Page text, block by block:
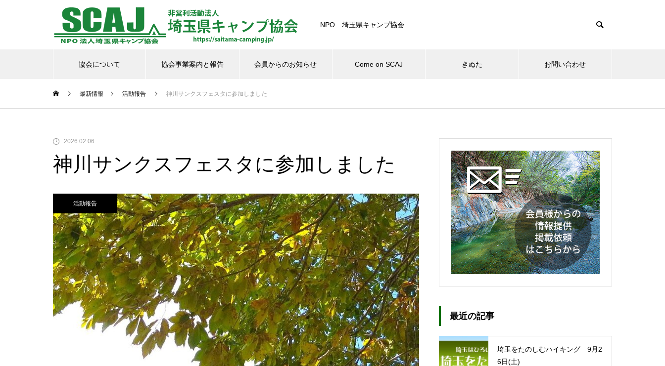
NPO 埼玉県キャンプ協会
協会について 協会事業案内と報告 会員からのお知らせ Come on SCAJ きぬた お問い合わせ
活動報告
神川サンクスフェスタに参加し
ました
オンラインセミナーを開催しま
した
親子キャンプを開催しました
埼玉県レクリエーション大会に
参加しました
2025年秋のキャンプインストラ
クター養成講習会を開催しまし
た
会員交流キャンプを行いました
2025年、春のキャンプインスト
最新情報 活動報告 神川サンクスフェスタに参加しました
2026.02.06
神川サンクスフェスタに参加しました
活動報告
最近の記事
埼玉をたのしむハイキング 9月2
6日(土)